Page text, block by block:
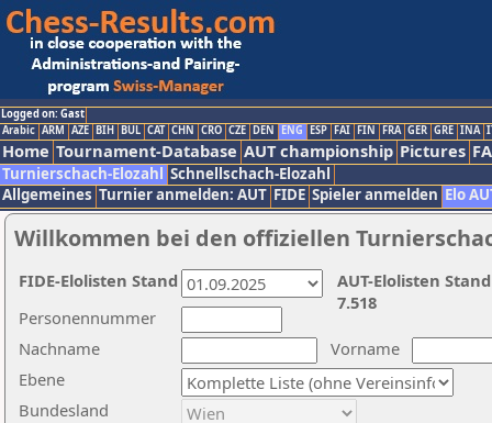
Logged on: Gast
Arabic ARM AZE BIH BUL CAT CHN CRO CZE DEN ENG ESP FAI FIN FRA GER GRE INA
Home Tournament-Database AUT championship Pictures
Turnierschach-Elozahl Schnellschach-Elozahl
Allgemeines Turnier anmelden: AUT FIDE Spieler anmelden Elo
Willkommen bei den offiziellen
Nachname
Vorname
Ebene
Personennummer
Bundesland
AUT-Elolisten
7.518
FIDE-Elolisten Stand